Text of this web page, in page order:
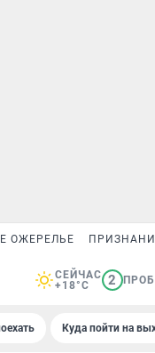
ОЖЕРЕЛЬЕ
СЕЙЧАС
+18°C
2
Куда пойти на